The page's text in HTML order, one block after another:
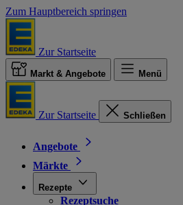
Zum Hauptbereich springen
Zur Startseite
Markt & Angebote Menü
Zur Startseite Schließen
Angebote
Märkte
Rezepte
Rezeptsuche